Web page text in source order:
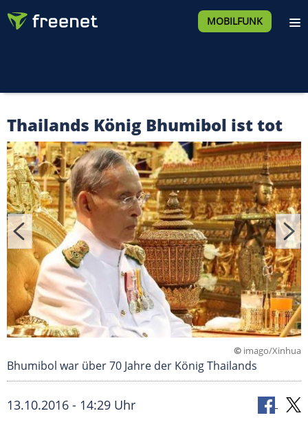
MOBILFUNK
Thailands König Bhumibol ist tot
© imago/Xinhua
Bhumibol war über 70 Jahre der König Thailands
13.10.2016 - 14:29 Uhr